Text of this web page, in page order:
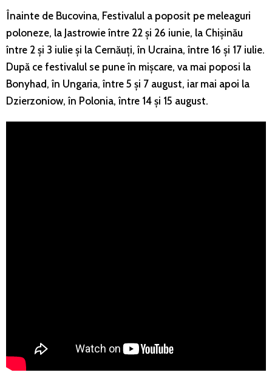
Înainte de Bucovina, Festivalul a poposit pe meleaguri
poloneze, la Jastrowie între 22 și 26 iunie, la Chișinău
între 2 și 3 iulie și la Cernăuți, în Ucraina, între 16 și 17 iulie.
După ce festivalul se pune în mișcare, va mai poposi la
Bonyhad, în Ungaria, între 5 și 7 august, iar mai apoi la
Dzierzoniow, în Polonia, între 14 și 15 august.